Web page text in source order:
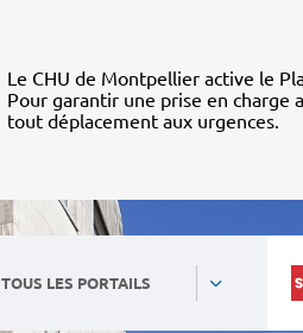
Le CHU de Montpellier active le
Pour garantir une prise en charge
tout déplacement aux urgences.
TOUS LES PORTAILS